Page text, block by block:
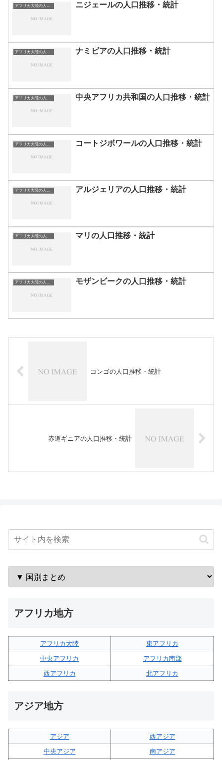
アフリカ大陸の人口推移・統計 ニジェールの人口推移・統計
アフリカ大陸の人口推移・統計 ナミビアの人口推移・統計
中央アフリカ共和国の人口推移・統計
コートジボワールの人口推移・統計
アルジェリアの人口推移・統計
アフリカ大陸の人口推移・統計 マリの人口推移・統計
アフリカ大陸の人口推移・統計 モザンビークの人口推移・統計
コンゴの人口推移・統計
赤道ギニアの人口推移・統計
アフリカ地方
アフリカ大陸
東アフリカ
中央アフリカ
アフリカ南部
西アフリカ
北アフリカ
アジア地方
アジア
西アジア
中央アジア
南アジア